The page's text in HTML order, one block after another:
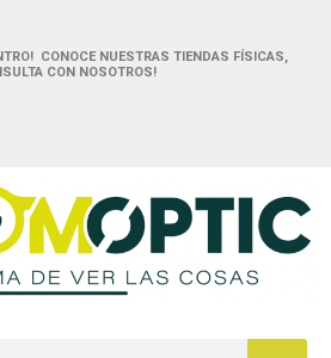
CONOCE NUESTRAS TIENDAS FÍSICAS,
CON NOSOTROS!